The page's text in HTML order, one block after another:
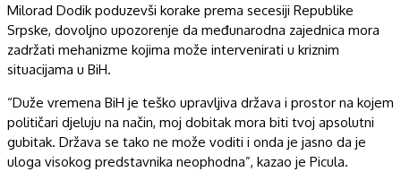
Milorad Dodik poduzevši korake prema secesiji Republike
Srpske, dovoljno upozorenje da međunarodna zajednica mora
zadržati mehanizme kojima može intervenirati u kriznim
situacijama u BiH.
“Duže vremena BiH je teško upravljiva država i prostor na kojem
političari djeluju na način, moj dobitak mora biti tvoj apsolutni
gubitak. Država se tako ne može voditi i onda je jasno da je
uloga visokog predstavnika neophodna”, kazao je Picula.